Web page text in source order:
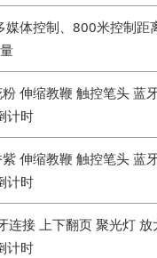
媒体控制、800米控制距
伸缩教鞭 触控笔头 蓝
计时
伸缩教鞭 触控笔头 蓝
计时
连接 上下翻页 聚光灯 放
计时